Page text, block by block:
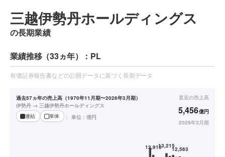
三越伊勢丹ホールディングス
の長期業績
業績推移（33ヵ年）：PL
有価証券報告書などの公開データに基づく長期データ
過去57ヵ年の売上高（1970年11月期〜2026年3月期）
伊勢丹 → 三越伊勢丹ホールディングス
連結
単体 単位： 億円
直近の売上高
5,456億円
2026年3月期